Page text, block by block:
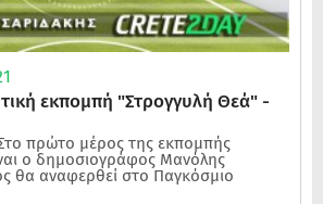
εκπομπή "Στρογγυλή Θεά" -
πρώτο μέρος της εκπομπής
ο δημοσιογράφος Μανόλης
θα αναφερθεί στο Παγκόσμιο